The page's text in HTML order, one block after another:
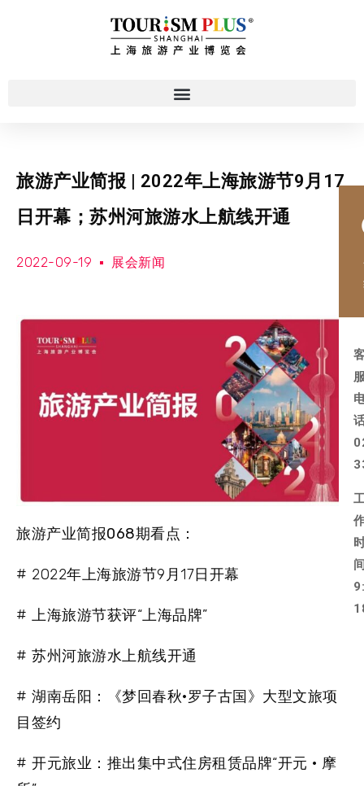
旅游产业简报 | 2022年上海旅游节9月17
日开幕；苏州河旅游水上航线开通
2022-09-19 展会新闻
旅游产业简报068期看点：
# 2022年上海旅游节9月17日开幕
# 上海旅游节获评“上海品牌”
# 苏州河旅游水上航线开通
# 湖南岳阳：《梦回春秋·罗子古国》大型文旅项
目签约
# 开元旅业：推出集中式住房租赁品牌“开元 · 摩